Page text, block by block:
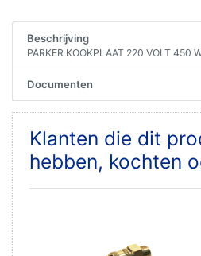
Beschrijving
PARKER KOOKPLAAT 220 VOLT 450
Documenten
Klanten die dit
hebben, kochten